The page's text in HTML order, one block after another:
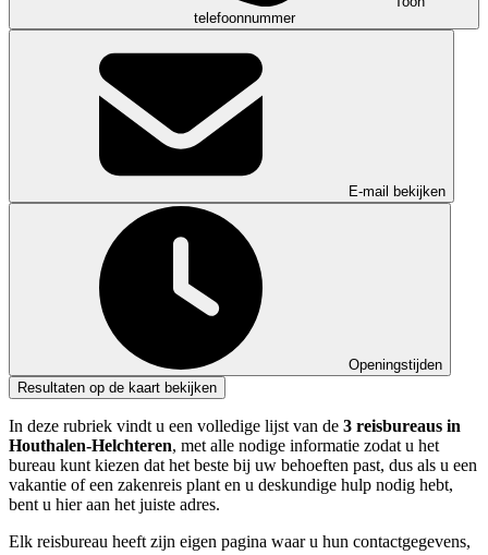
telefoonnummer
E-mail bekijken
Openingstijden
Resultaten op de kaart bekijken
In deze rubriek vindt u een volledige lijst van de 3 reisbureaus in
Houthalen-Helchteren, met alle nodige informatie zodat u het
bureau kunt kiezen dat het beste bij uw behoeften past, dus als u een
vakantie of een zakenreis plant en u deskundige hulp nodig hebt,
bent u hier aan het juiste adres.
Elk reisbureau heeft zijn eigen pagina waar u hun contactgegevens,